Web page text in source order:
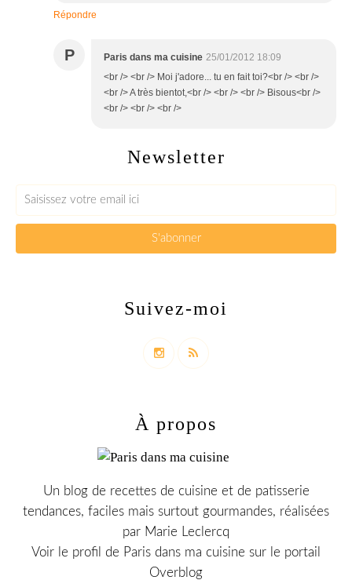
Répondre
P Paris dans ma cuisine 25/01/2012 18:09
<br /> <br /> Moi j'adore... tu en fait toi?<br /> <br />
<br /> A très bientot,<br /> <br /> <br /> Bisous<br />
<br /> <br /> <br />
Newsletter
Suivez-moi
À propos
Un blog de recettes de cuisine et de patisserie
tendances, faciles mais surtout gourmandes, réalisées
par Marie Leclercq
Voir le profil de Paris dans ma cuisine sur le portail
Overblog